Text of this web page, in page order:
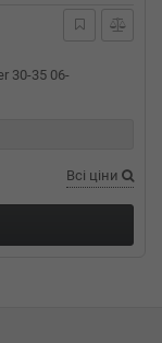
30-35 06-
Всі ціни